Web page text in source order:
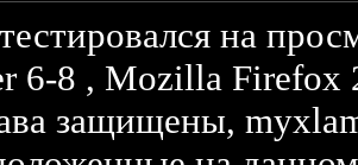
на
6-8 , Mozilla Firefox
защищены,